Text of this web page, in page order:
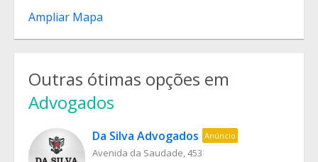
Ampliar Mapa
Outras ótimas opções em
Advogados
Da Silva Advogados Anúncio
Avenida da Saudade, 453